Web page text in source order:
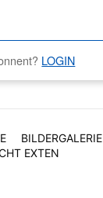
LOGIN
BILDERGALERIE
EXTEN